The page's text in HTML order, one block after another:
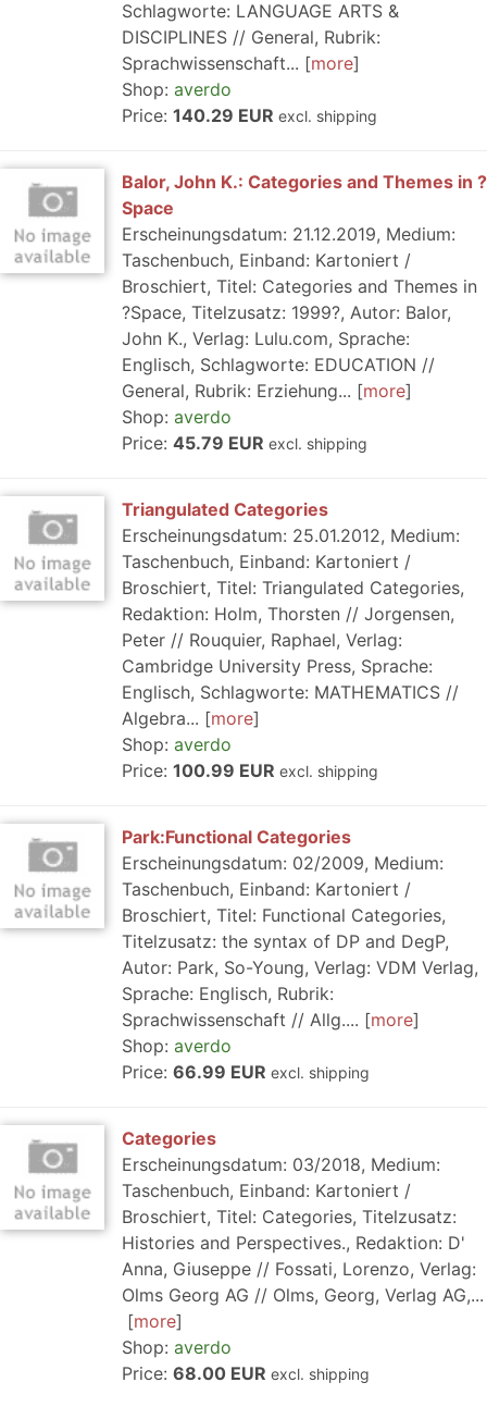
Schlagworte: LANGUAGE ARTS &
DISCIPLINES // General, Rubrik:
Sprachwissenschaft...
more
Shop: averdo
Price: 140.29 EUR excl. shipping
Balor, John K.: Categories and Themes in ?
Space
Erscheinungsdatum: 21.12.2019, Medium:
Taschenbuch, Einband: Kartoniert /
Broschiert, Titel: Categories and Themes in
?Space, Titelzusatz: 1999?, Autor: Balor,
John K., Verlag: Lulu.com, Sprache:
Englisch, Schlagworte: EDUCATION //
General, Rubrik: Erziehung...
more
Shop: averdo
Price: 45.79 EUR excl. shipping
Triangulated Categories
Erscheinungsdatum: 25.01.2012, Medium:
Taschenbuch, Einband: Kartoniert /
Broschiert, Titel: Triangulated Categories,
Redaktion: Holm, Thorsten // Jorgensen,
Peter // Rouquier, Raphael, Verlag:
Cambridge University Press, Sprache:
Englisch, Schlagworte: MATHEMATICS //
Algebra...
more
Shop: averdo
Price: 100.99 EUR excl. shipping
Park:Functional Categories
Erscheinungsdatum: 02/2009, Medium:
Taschenbuch, Einband: Kartoniert /
Broschiert, Titel: Functional Categories,
Titelzusatz: the syntax of DP and DegP,
Autor: Park, So-Young, Verlag: VDM Verlag,
Sprache: Englisch, Rubrik:
Sprachwissenschaft // Allg....
more
Shop: averdo
Price: 66.99 EUR excl. shipping
Categories
Erscheinungsdatum: 03/2018, Medium:
Taschenbuch, Einband: Kartoniert /
Broschiert, Titel: Categories, Titelzusatz:
Histories and Perspectives., Redaktion: D'
Anna, Giuseppe // Fossati, Lorenzo, Verlag:
Olms Georg AG // Olms, Georg, Verlag AG,...
more
Shop: averdo
Price: 68.00 EUR excl. shipping